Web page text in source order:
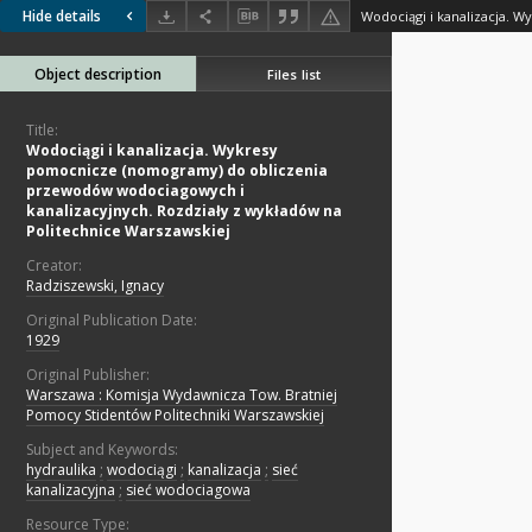
Hide details
Object description Files list
Title:
Wodociągi i kanalizacja. Wykresy
pomocnicze (nomogramy) do obliczenia
przewodów wodociagowych i
kanalizacyjnych. Rozdziały z wykładów na
Politechnice Warszawskiej
Creator:
Radziszewski, Ignacy
Original Publication Date:
1929
Original Publisher:
Warszawa : Komisja Wydawnicza Tow. Bratniej
Pomocy Stidentów Politechniki Warszawskiej
Subject and Keywords:
hydraulika ; wodociągi ; kanalizacja ; sieć
kanalizacyjna ; sieć wodociagowa
Resource Type: